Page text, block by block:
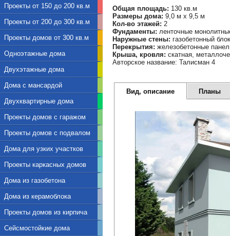
Проекты от 150 до 200 кв.м
Проекты от 200 до 300 кв.м
Проекты домов от 300 кв.м
Одноэтажные дома
Двухэтажные дома
Дома с мансардой
Двухквартирные дома
Проекты домов с гаражом
Проекты домов с подвалом
Дома для узких участков
Проекты каркасных домов
Дома из газобетона
Дома из керамоблока
Проекты домов из кирпича
Сейсмостойкие дома
Общая площадь: 130 кв.м
Размеры дома: 9,0 м х 9,5 м
Кол-во этажей: 2
Фундаменты: ленточные
Наружные стены: газобетонный блок
Перекрытия: железобетонные
Крыша, кровля: скатная,
Авторское название: Талисман 4
Вид, описание Планы